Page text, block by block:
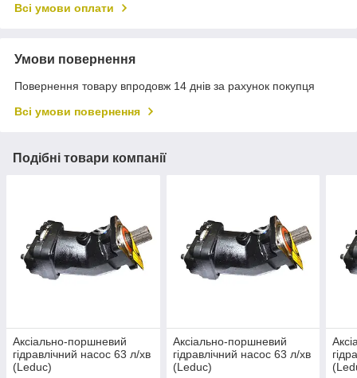
Всі умови оплати
Умови повернення
Повернення товару впродовж 14 днів за рахунок покупця
Всі умови повернення
Подібні товари компанії
Аксіально-поршневий
гідравлічний насос 63 л/хв
(Leduc)
Аксіально-поршневий
гідравлічний насос 63 л/хв
(Leduc)